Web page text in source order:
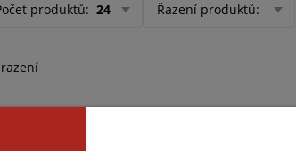
produktů: 24 Řazení produktů: